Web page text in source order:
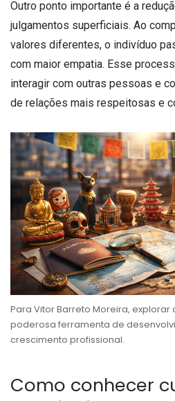
Outro ponto importante é a
julgamentos superficiais. Ao
valores diferentes, o indivíduo
com maior empatia. Esse
interagir com outras pessoas e
de relações mais respeitosas e
Para Vitor Barreto Moreira,
poderosa ferramenta de
crescimento profissional.
Como conhecer